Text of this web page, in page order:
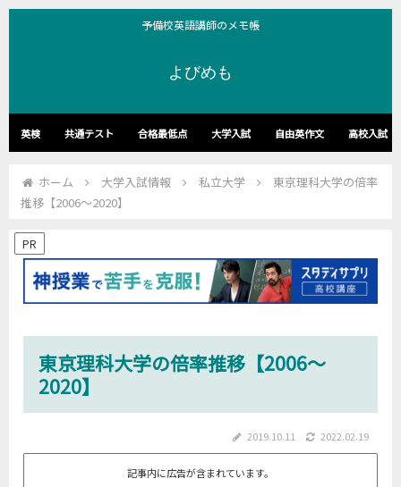
予備校英語講師のメモ帳
よびめも
英検 共通テスト 合格最低点 大学入試 自由英作文 高校入試
ホーム 大学入試情報 私立大学
東京理科大学の倍率
推移【2006～2020】
PR
東京理科大学の倍率推移【2006～
2020】
2019.10.11 2022.02.19
記事内に広告が含まれています。